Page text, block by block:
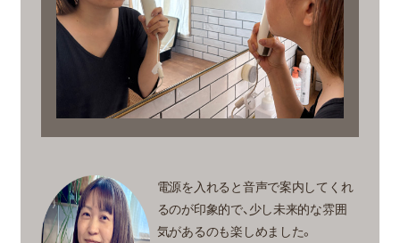
電源を入れると音声で案内してくれ
るのが印象的で、少し未来的な雰囲
気があるのも楽しめました。